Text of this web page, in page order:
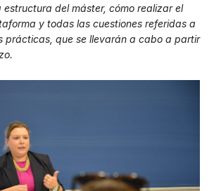
estructura del máster, cómo realizar el
y todas las cuestiones referidas a
prácticas, que se llevarán a cabo a partir